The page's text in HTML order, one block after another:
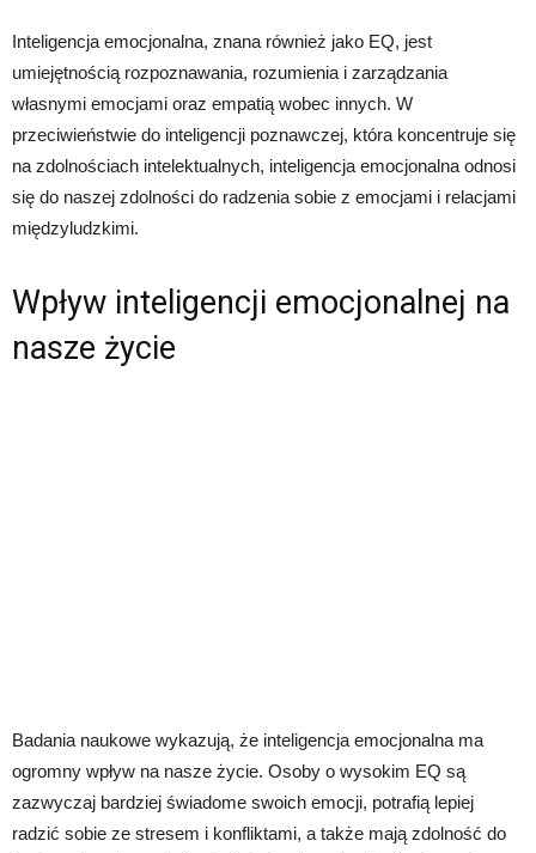
Inteligencja emocjonalna, znana również jako EQ, jest
umiejętnością rozpoznawania, rozumienia i zarządzania
własnymi emocjami oraz empatią wobec innych. W
przeciwieństwie do inteligencji poznawczej, która koncentruje się
na zdolnościach intelektualnych, inteligencja emocjonalna odnosi
się do naszej zdolności do radzenia sobie z emocjami i relacjami
międzyludzkimi.
Wpływ inteligencji emocjonalnej na
nasze życie
Badania naukowe wykazują, że inteligencja emocjonalna ma
ogromny wpływ na nasze życie. Osoby o wysokim EQ są
zazwyczaj bardziej świadome swoich emocji, potrafią lepiej
radzić sobie ze stresem i konfliktami, a także mają zdolność do